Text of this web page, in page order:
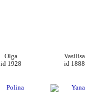
Olga
id 1928
Vasilisa
id 1888